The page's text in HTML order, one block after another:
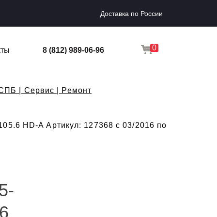
Доставка по России
8 (812) 989-06-96 0
| Сервис | Ремонт
HD-A Артикул: 127368 с 03/2016 по